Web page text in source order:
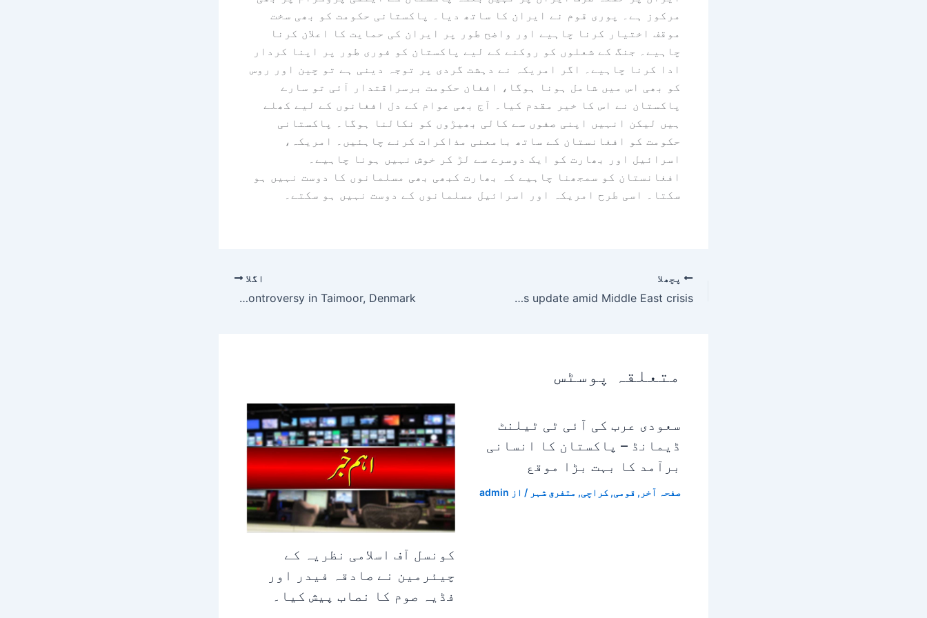
مرکوز ہے۔ پوری قوم نے ایران کا ساتھ دیا۔ پاکستانی حکومت کو بھی سخت
موقف اختیار کرنا چاہیے اور واضح طور پر ایران کی حمایت کا اعلان کرنا
چاہیے۔ جنگ کے شعلوں کو روکنے کے لیے پاکستان کو فوری طور پر اپنا کردار
ادا کرنا چاہیے۔ اگر امریکہ نے دہشت گردی پر توجہ دینی ہے تو چین اور روس
کو بھی اس میں شامل ہونا ہوگا، افغان حکومت برسراقتدار آئی تو سارے
پاکستان نے اس کا خیر مقدم کیا۔ آج بھی عوام کے دل افغانوں کے لیے کھلے
ہیں لیکن انہیں اپنی صفوں سے کالی بھیڑوں کو نکالنا ہوگا۔ پاکستانی
حکومت کو افغانستان کے ساتھ بامعنی مذاکرات کرنے چاہئیں۔ امریکہ،
اسرائیل اور بھارت کو ایک دوسرے سے لڑ کر خوش نہیں ہونا چاہیے۔
افغانستان کو سمجھنا چاہیے کہ بھارت کبھی بھی مسلمانوں کا دوست نہیں ہو
سکتا۔ اسی طرح امریکہ اور اسرائیل مسلمانوں کے دوست نہیں ہو سکتے۔
پچھلا
Middle East Crisis: ‘444 flights expected to be cancelled on March 1’: Civil aviation ministry shares update amid Middle East crisis
اگلا
Rabia Anum on the Filhaal controversy in Taimoor, Denmark.
متعلقہ پوسٹس
سعودی عرب کی آئی ٹی ٹیلنٹ
ڈیمانڈ – پاکستان کا انسانی
برآمد کا بہت بڑا موقع
صفحہ آخر , قومی, کراچی, متفرق شہر / از admin
کونسل آف اسلامی نظریہ کے
چیئرمین نے صادقہ فیدر اور
فڈیہ صوم کا نصاب پیش کیا۔